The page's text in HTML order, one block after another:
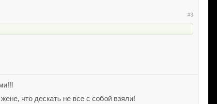
#3
что дескать не все с собой взяли!